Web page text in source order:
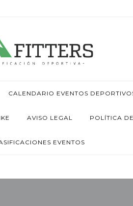
CALENDARIO EVENTOS
AVISO LEGAL POLÍTICA
EVENTOS